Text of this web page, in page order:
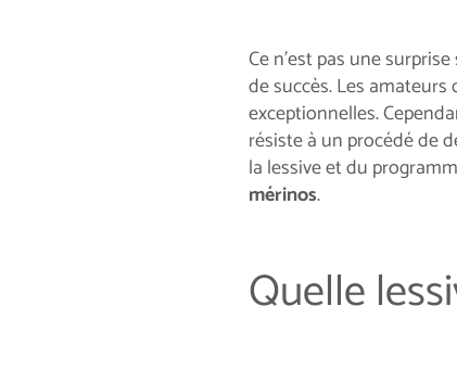
Ce n’est pas une
de succès. Les
exceptionnelles.
résiste à un procédé de
la lessive et du
mérinos.
Quelle